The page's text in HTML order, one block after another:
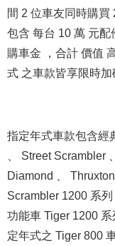
間 2 位車友同時購買
包含 每台 10 萬 元
購車金 ，合計 價值
式 之車款皆享限時加
指定年式車款包含經
、 Street Scrambler
Diamond 、
Scrambler 1200 系
功能車 Tiger 1200
定年式之 Tiger 800